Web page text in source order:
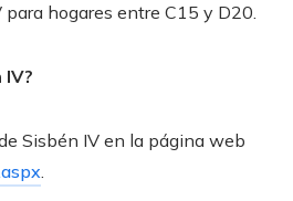
hogares entre C15 y D20.
Sisbén IV en la página web
.